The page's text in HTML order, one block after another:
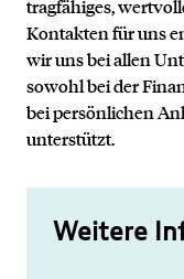
tragfähiges,
Kontakten für uns
wir uns bei allen
sowohl bei der
bei persönlichen
unterstützt.
Weitere